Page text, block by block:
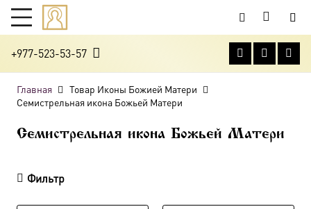
+977-523-53-57
Главная
Товар Иконы Божией Матери
Семистрельная икона Божьей Матери
Семистрельная икона Божьей Матери
Фильтр